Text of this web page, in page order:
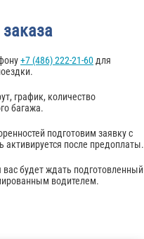
+7 (486) 222-21-60 для
график, количество
багажа.
подготовим заявку с
после предоплаты.
будет ждать подготовленный
водителем.